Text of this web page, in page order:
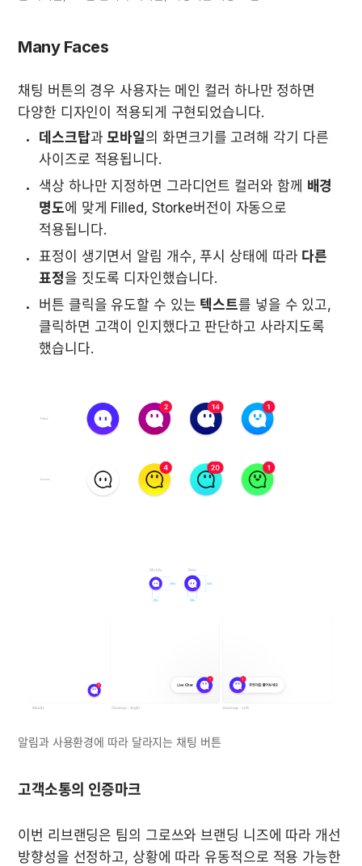
Many Faces
채팅 버튼의 경우 사용자는 메인 컬러 하나만 정하면
다양한 디자인이 적용되게 구현되었습니다.
데스크탑과 모바일의 화면크기를 고려해 각기 다른
사이즈로 적용됩니다.
색상 하나만 지정하면 그라디언트 컬러와 함께 배경
명도에 맞게 Filled, Storke버전이 자동으로
적용됩니다.
표정이 생기면서 알림 개수, 푸시 상태에 따라 다른
표정을 짓도록 디자인했습니다.
버튼 클릭을 유도할 수 있는 텍스트를 넣을 수 있고,
클릭하면 고객이 인지했다고 판단하고 사라지도록
했습니다.
알림과 사용환경에 따라 달라지는 채팅 버튼
고객소통의 인증마크
이번 리브랜딩은 팀의 그로쓰와 브랜딩 니즈에 따라 개선
방향성을 선정하고, 상황에 따라 유동적으로 적용 가능한